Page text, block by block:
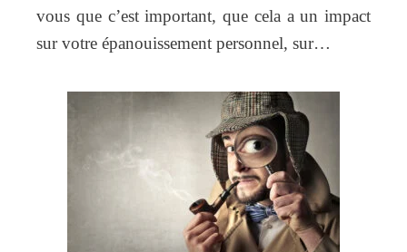
vous que c’est important, que cela a un impact
sur votre épanouissement personnel, sur…